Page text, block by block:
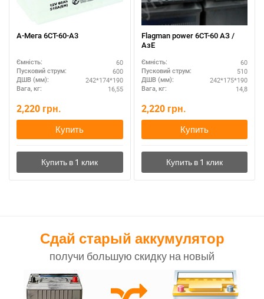
А-Мега 6СТ-60-А3
Ємність: 60
Пусковий струм: 600
ДШВ (мм): 242*174*190
Вага, кг: 16,55
2,220 грн.
Купить
Flagman power 6CТ-60 АЗ /
АзЕ
Ємність: 60
Пусковий струм: 510
ДШВ (мм): 242*175*190
Вага, кг: 14,8
2,220 грн.
Купить
Сдай старый аккумулятор
получи большую скидку на новый